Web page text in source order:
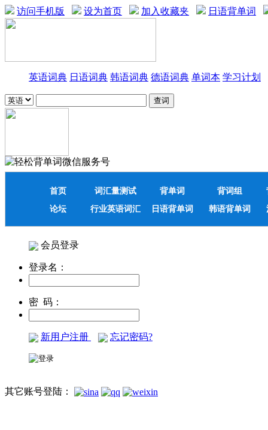
访问手机版 设为首页 加入收藏夹 日语背单词
英语词典 日语词典 韩语词典 德语词典 单词本 学习计划
首页 词汇量测试 背单词 背词组
论坛
行业英语词汇 日语背单词 韩语背单词
会员登录
登录名：
密 码：
新用户注册 忘记密码?
其它账号登陆：